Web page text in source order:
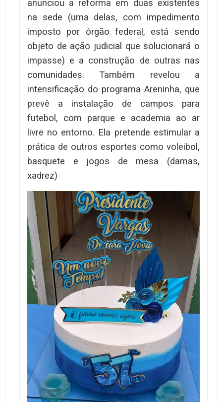
anunciou a reforma em duas existentes
na sede (uma delas, com impedimento
imposto por órgão federal, está sendo
objeto de ação judicial que solucionará o
impasse) e a construção de outras nas
comunidades. Também revelou a
intensificação do programa Areninha, que
prevê a instalação de campos para
futebol, com parque e academia ao ar
livre no entorno. Ela pretende estimular a
prática de outros esportes como voleibol,
basquete e jogos de mesa (damas,
xadrez)